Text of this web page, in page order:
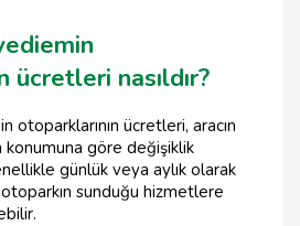
ücretleri nasıldır?
otoparklarının ücretleri, aracın
konumuna göre değişiklik
günlük veya aylık olarak
sunduğu hizmetlere